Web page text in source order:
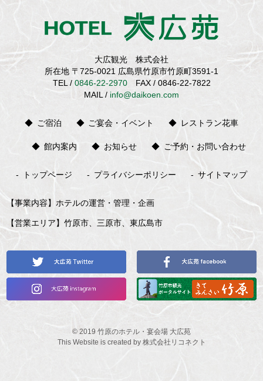
大広観光 株式会社
所在地 〒725-0021 広島県竹原市竹原町3591-1
TEL / 0846-22-2970FAX / 0846-22-7822
MAIL / info@daikoen.com
ご宿泊 ご宴会・イベント レストラン花車
館内案内 お知らせ ご予約・お問い合わせ
トップページ プライバシーポリシー サイトマップ
事業内容 ホテルの運営・管理・企画
営業エリア 竹原市、三原市、東広島市
© 2019 竹原のホテル・宴会場 大広苑
This Website is created by 株式会社リコネクト